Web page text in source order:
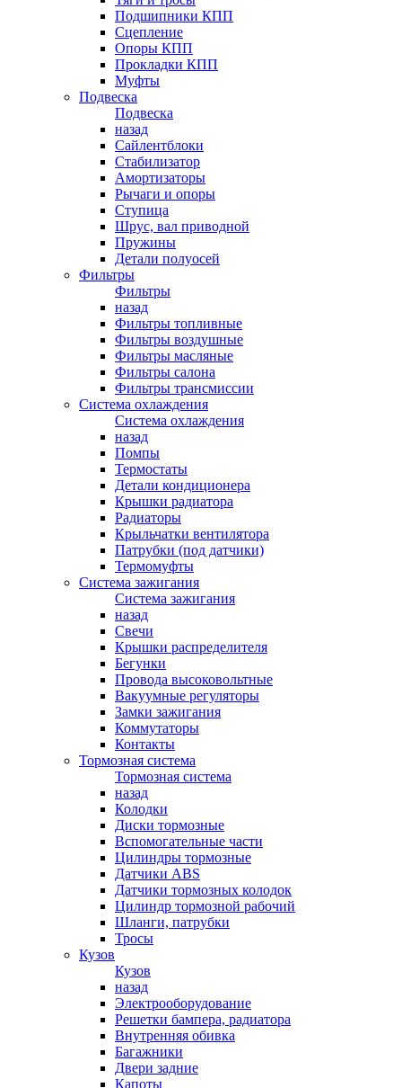
Подшипники КПП
Сцепление
Опоры КПП
Прокладки КПП
Муфты
Подвеска
Подвеска
назад
Сайлентблоки
Стабилизатор
Амортизаторы
Рычаги и опоры
Ступица
Шрус, вал приводной
Пружины
Детали полуосей
Фильтры
Фильтры
назад
Фильтры топливные
Фильтры воздушные
Фильтры масляные
Фильтры салона
Фильтры трансмиссии
Система охлаждения
Система охлаждения
назад
Помпы
Термостаты
Детали кондиционера
Крышки радиатора
Радиаторы
Крыльчатки вентилятора
Патрубки (под датчики)
Термомуфты
Система зажигания
Система зажигания
назад
Свечи
Крышки распределителя
Бегунки
Провода высоковольтные
Вакуумные регуляторы
Замки зажигания
Коммутаторы
Контакты
Тормозная система
Тормозная система
назад
Колодки
Диски тормозные
Вспомогательные части
Цилиндры тормозные
Датчики ABS
Датчики тормозных колодок
Цилиндр тормозной рабочий
Шланги, патрубки
Тросы
Кузов
Кузов
назад
Электрооборудование
Решетки бампера, радиатора
Внутренняя обивка
Багажники
Двери задние
Капоты